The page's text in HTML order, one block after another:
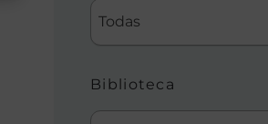
Todas
Biblioteca